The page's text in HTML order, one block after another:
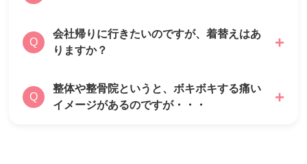
A
基本的な痛みの多くは1ヶ月程度で良くなるこ
とが多いです。
みの原因である姿勢の歪みや関節の捻れまで取
り除きたいと考えておりますので、3ヶ月ほど
Q
会社帰りに行きたいのですが、着替えはあ
りますか？
A
あります。
上下共に用意がありますので、安心してご来院
Q
整体や整骨院というと、ボキボキする痛い
イメージがあるのですが・・・